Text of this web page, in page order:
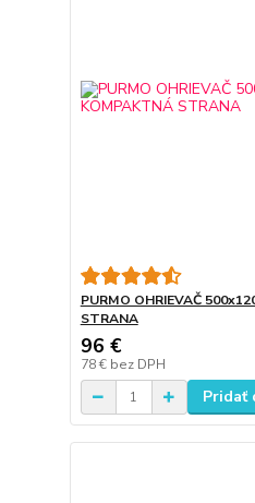
PURMO OHRIEVAČ
STRANA
96 €
78 € bez DPH
Pridať